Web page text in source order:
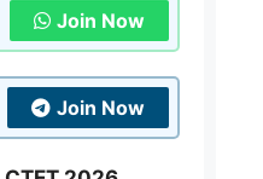
Join Now
Join Now